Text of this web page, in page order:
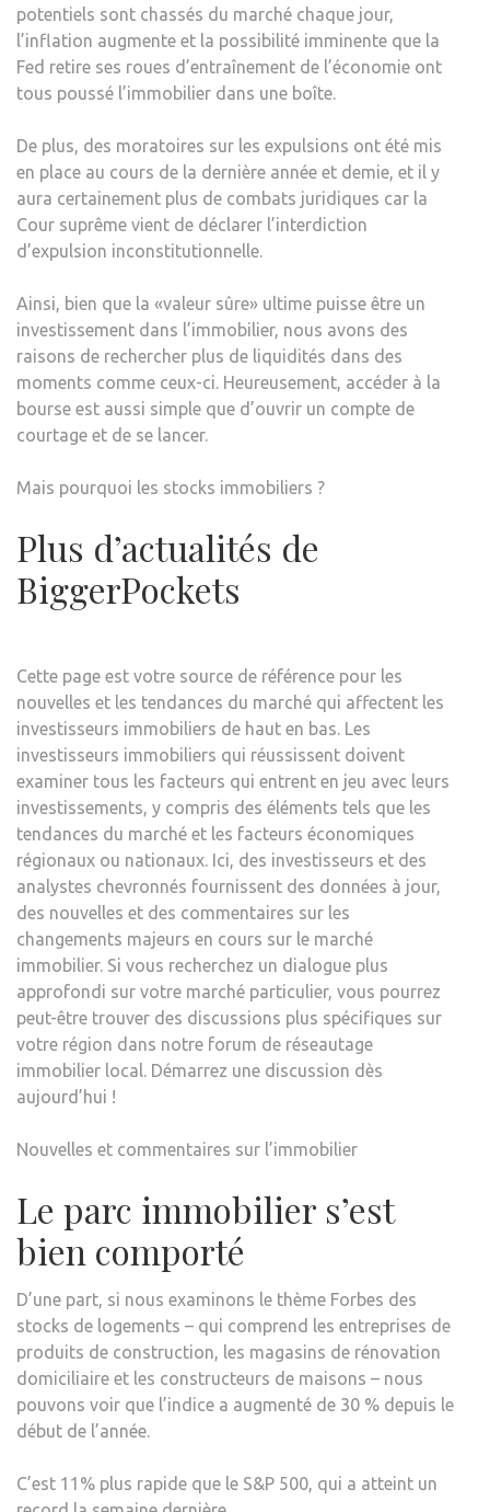
potentiels sont chassés du marché chaque jour,
l’inflation augmente et la possibilité imminente que la
Fed retire ses roues d’entraînement de l’économie ont
tous poussé l’immobilier dans une boîte.
De plus, des moratoires sur les expulsions ont été mis
en place au cours de la dernière année et demie, et il y
aura certainement plus de combats juridiques car la
Cour suprême vient de déclarer l’interdiction
d’expulsion inconstitutionnelle.
Ainsi, bien que la «valeur sûre» ultime puisse être un
investissement dans l’immobilier, nous avons des
raisons de rechercher plus de liquidités dans des
moments comme ceux-ci. Heureusement, accéder à la
bourse est aussi simple que d’ouvrir un compte de
courtage et de se lancer.
Mais pourquoi les stocks immobiliers ?
Plus d’actualités de
BiggerPockets
Cette page est votre source de référence pour les
nouvelles et les tendances du marché qui affectent les
investisseurs immobiliers de haut en bas. Les
investisseurs immobiliers qui réussissent doivent
examiner tous les facteurs qui entrent en jeu avec leurs
investissements, y compris des éléments tels que les
tendances du marché et les facteurs économiques
régionaux ou nationaux. Ici, des investisseurs et des
analystes chevronnés fournissent des données à jour,
des nouvelles et des commentaires sur les
changements majeurs en cours sur le marché
immobilier. Si vous recherchez un dialogue plus
approfondi sur votre marché particulier, vous pourrez
peut-être trouver des discussions plus spécifiques sur
votre région dans notre forum de réseautage
immobilier local. Démarrez une discussion dès
aujourd’hui !
Nouvelles et commentaires sur l’immobilier
Le parc immobilier s’est
bien comporté
D’une part, si nous examinons le thème Forbes des
stocks de logements – qui comprend les entreprises de
produits de construction, les magasins de rénovation
domiciliaire et les constructeurs de maisons – nous
pouvons voir que l’indice a augmenté de 30 % depuis le
début de l’année.
C’est 11% plus rapide que le S&P 500, qui a atteint un